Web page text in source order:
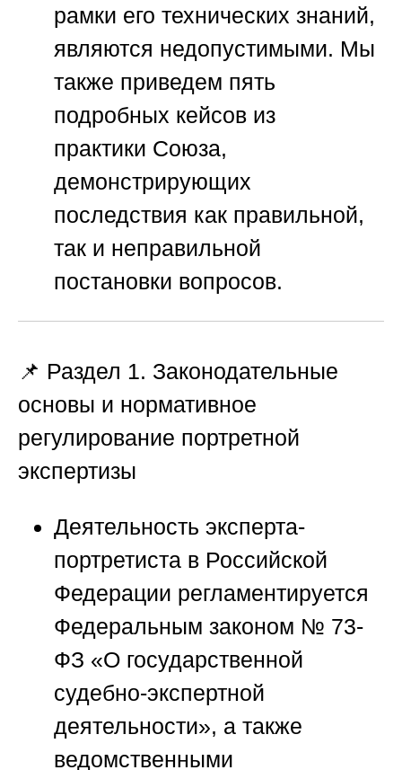
рамки его технических знаний,
являются недопустимыми. Мы
также приведем пять
подробных кейсов из
практики Союза,
демонстрирующих
последствия как правильной,
так и неправильной
постановки вопросов.
📌 Раздел 1. Законодательные
основы и нормативное
регулирование портретной
экспертизы
Деятельность эксперта-
портретиста в Российской
Федерации регламентируется
Федеральным законом № 73-
ФЗ «О государственной
судебно-экспертной
деятельности», а также
ведомственными